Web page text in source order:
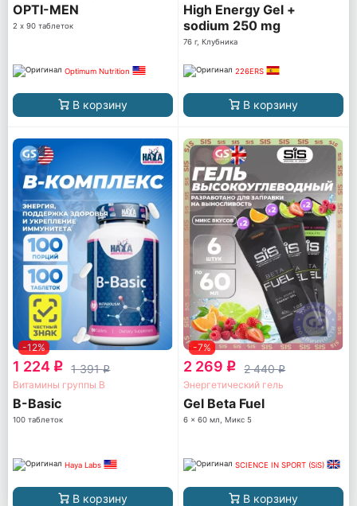
OPTI-MEN
2 х 90 таблеток
Optimum Nutrition
В корзину
High Energy Gel +
sodium 250 mg
76 г, Клубника
226ERS
В корзину
-12%
1 224 q 1 391q
Витамины группы B
B-Basic
100 таблеток
Haya Labs
В корзину
-7%
2 269 q 2 440q
Энергетический гель
Gel Beta Fuel
6 x 60 мл, Микс 5
SCIENCE IN SPORT (SiS)
В корзину